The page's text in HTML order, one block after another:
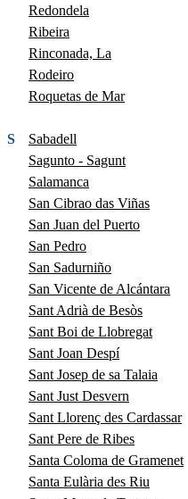
Redondela
Ribeira
Rinconada, La
Rodeiro
Roquetas de Mar
S
Sabadell
Sagunto - Sagunt
Salamanca
San Cibrao das Viñas
San Juan del Puerto
San Pedro
San Sadurniño
San Vicente de Alcántara
Sant Adrià de Besòs
Sant Boi de Llobregat
Sant Joan Despí
Sant Josep de sa Talaia
Sant Just Desvern
Sant Llorenç des Cardassar
Sant Pere de Ribes
Santa Coloma de Gramenet
Santa Eulària des Riu